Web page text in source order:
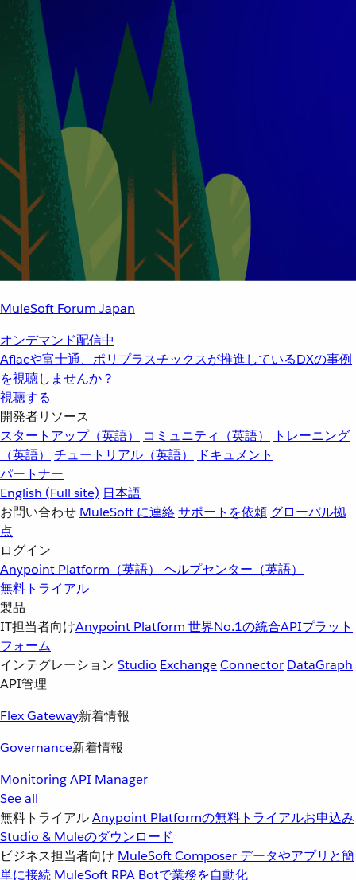
MuleSoft Forum Japan
オンデマンド配信中
Aflacや富士通、ポリプラスチックスが推進しているDXの事例
を視聴しませんか？
視聴する
開発者リソース
スタートアップ（英語）
コミュニティ（英語）
トレーニング
（英語）
チュートリアル（英語）
ドキュメント
パートナー
English (Full site) 日本語
お問い合わせ MuleSoft に連絡サポートを依頼 グローバル拠
点
ログイン
Anypoint Platform（英語） ヘルプセンター（英語）
無料トライアル
製品
IT担当者向けAnypoint Platform 世界No.1の統合APIプラット
フォーム
インテグレーション Studio ExchangeConnector DataGraph
API管理
Flex Gateway新着情報
Governance新着情報
MonitoringAPI Manager
See all
無料トライアルAnypoint Platformの無料トライアルお申込み
Studio & Muleのダウンロード
ビジネス担当者向け MuleSoft Composer データやアプリと簡
単に接続 MuleSoft RPA Botで業務を自動化